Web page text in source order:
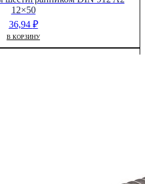
12×50
36,94 ₽
В КОРЗИНУ